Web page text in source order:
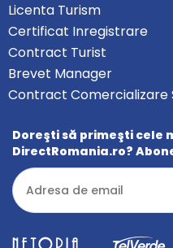
Licenta Turism
Certificat Inregistrare
Contract Turist
Brevet Manager
Contract Comercializare
Doreşti să primeşti cele
DirectRomania.ro?